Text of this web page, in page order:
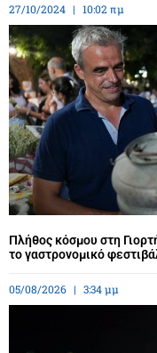
27/10/2024 10:02 πμ
Πλήθος κόσμου στη
το γαστρονομικό
05/08/2026 3:34 μμ